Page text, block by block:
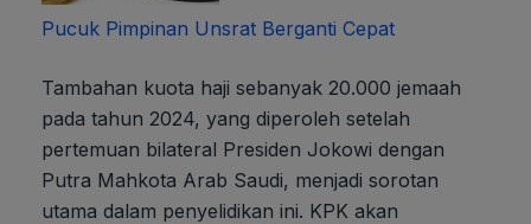
Pucuk Pimpinan Unsrat Berganti Cepat
Tambahan kuota haji sebanyak 20.000 jemaah
pada tahun 2024, yang diperoleh setelah
pertemuan bilateral Presiden Jokowi dengan
Putra Mahkota Arab Saudi, menjadi sorotan
utama dalam penyelidikan ini. KPK akan